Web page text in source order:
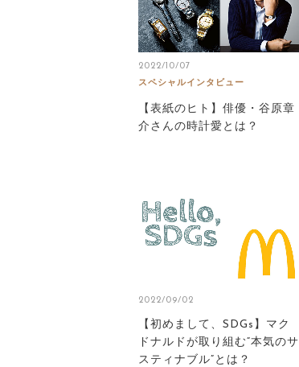
2022/10/07
スペシャルインタビュー
【表紙のヒト】俳優・谷原章
介さんの時計愛とは？
2022/09/02
【初めまして、SDGs】マク
ドナルドが取り組む“本気のサ
スティナブル”とは？